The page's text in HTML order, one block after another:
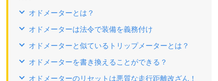
オドメーターとは？
オドメーターは法令で装備を義務付け
オドメーターと似ているトリップメーターとは？
オドメーターを書き換えることができる？
オドメーターのリセットは悪質な走行距離改ざん！